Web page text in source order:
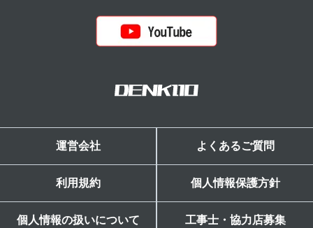
運営会社 よくあるご質問
利用規約 個人情報保護方針
個人情報の扱いについて 工事士・協力店募集